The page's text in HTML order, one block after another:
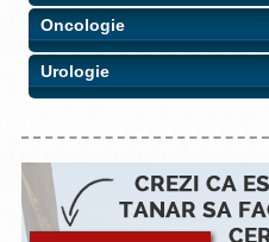
Oncologie
Urologie